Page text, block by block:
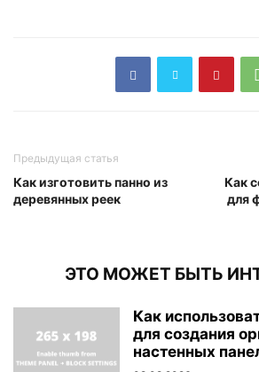
Предыдущая статья
Как изготовить панно из
деревянных реек
Как
для
ЭТО МОЖЕТ БЫТЬ
Как
для создания
настенных